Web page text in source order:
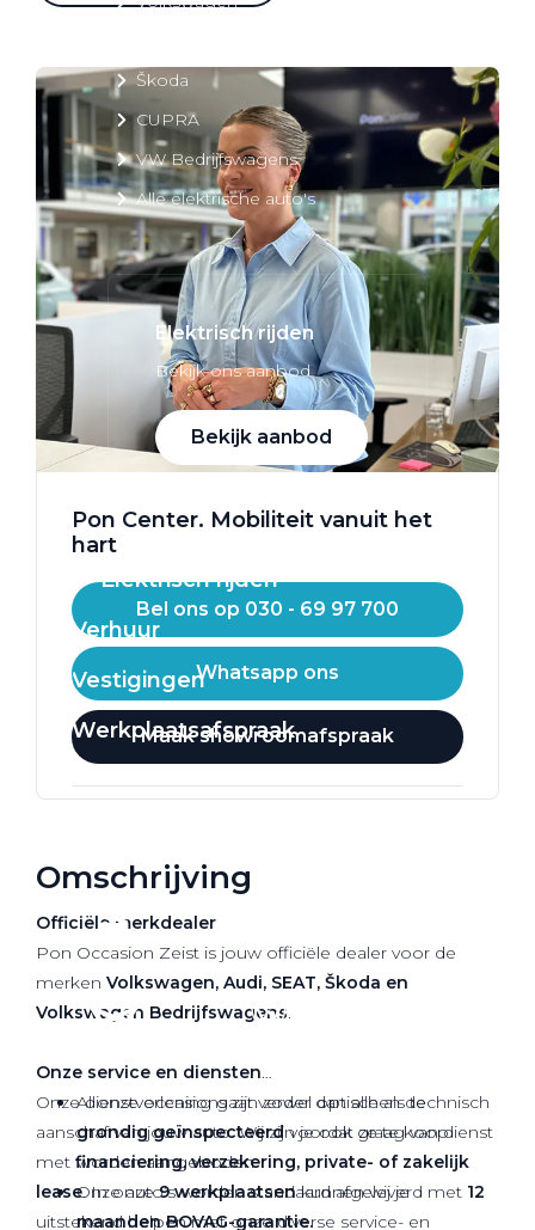
Škoda
CUPRA
VW Bedrijfswagens
Alle elektrische auto's
Elektrisch rijden
Bekijk ons aanbod
Bekijk aanbod
Elektrisch rijden
Verhuur
Vestigingen
Werkplaatsafspraak
Pon Center. Mobiliteit vanuit het
hart
Bel ons op 030 - 69 97 700
Whatsapp ons
Maak showroomafspraak
Omschrijving
Officiële merkdealer
Pon Occasion Zeist is jouw officiële dealer voor de
merken Volkswagen, Audi, SEAT, Škoda en
Volkswagen Bedrijfswagens.
Onze service en diensten
Onze dienstverlening gaat verder dan alleen de
aanschaf van jouw auto. Wij zijn je ook graag van dienst
met financiering, verzekering, private- of zakelijk
lease. In onze9 werkplaatsenkunnen wij je
uitstekend helpen met onze diverse service- en
Al onze occasions zijn zowel optisch als technisch
grondig geïnspecteerdvoordat ze te koop
worden aangeboden.
Onze auto’s worden standaard afgeleverd met 12
maanden BOVAG-garantie.